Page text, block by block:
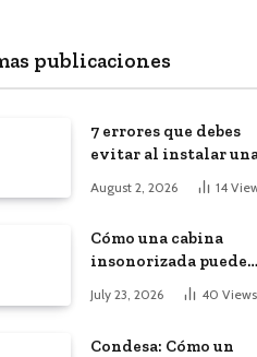
publicaciones
7 errores que debes
evitar al instalar
red, cámaras o equipos
tecnológicos en una
August 2, 2026 14
Cómo una cabina
insonorizada puede
productividad de tu
July 23, 2026 40 Views
Condesa: Cómo un